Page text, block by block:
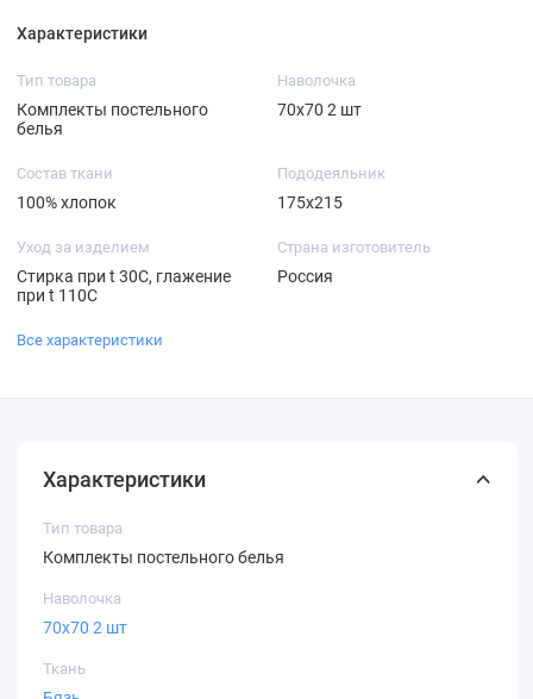
Характеристики
Тип товара
Комплекты постельного
белья
Наволочка
70х70 2 шт
Состав ткани
100% хлопок
Пододеяльник
175х215
Уход за изделием
Стирка при t 30С, глажение
при t 110С
Страна изготовитель
Россия
Все характеристики
Характеристики
Тип товара
Комплекты постельного белья
Наволочка
70х70 2 шт
Ткань